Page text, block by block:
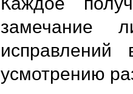
замечание
исправлений
усмотрению